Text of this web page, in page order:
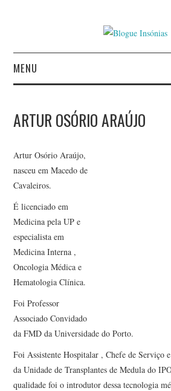
MENU
AUTORES
CONTACTO
POLÍTICA DE
PRIVACIDADE
ARTUR OSÓRIO ARAÚJO
Artur Osório Araújo,
nasceu em Macedo de
Cavaleiros.
É licenciado em
Medicina pela UP e
especialista em
Medicina Interna ,
Oncologia Médica e
Hematologia Clínica.
Foi Professor
Associado Convidado
da FMD da Universidade do Porto.
Foi Assistente Hospitalar , Chefe de Serviço
da Unidade de Transplantes de Medula do
qualidade foi o introdutor dessa tecnologia